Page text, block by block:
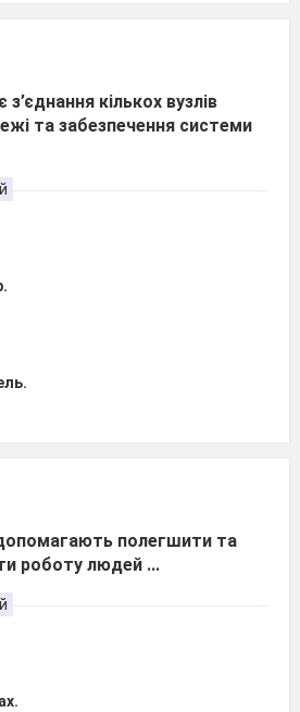
кількох вузлів
та забезпечення системи
полегшити та
роботу людей ...